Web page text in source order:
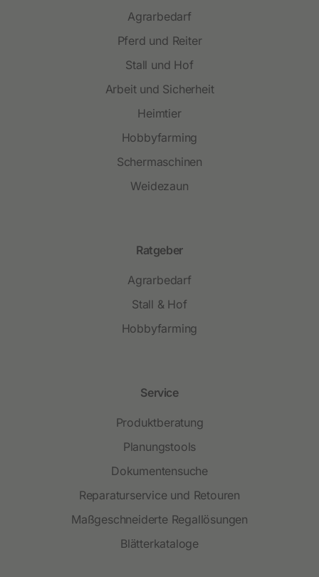
Agrarbedarf
Pferd und Reiter
Stall und Hof
Arbeit und Sicherheit
Heimtier
Hobbyfarming
Schermaschinen
Weidezaun
Ratgeber
Agrarbedarf
Stall & Hof
Hobbyfarming
Service
Produktberatung
Planungstools
Dokumentensuche
Reparaturservice und Retouren
Maßgeschneiderte Regallösungen
Blätterkataloge